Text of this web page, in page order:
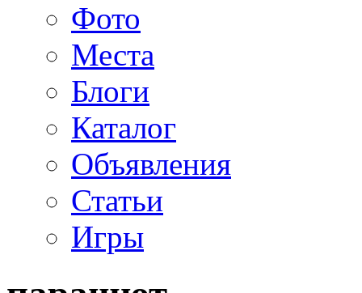
Фото
Места
Блоги
Каталог
Объявления
Статьи
Игры